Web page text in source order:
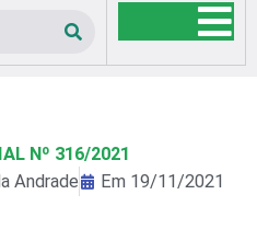
Nº 316/2021
Andrade Em 19/11/2021